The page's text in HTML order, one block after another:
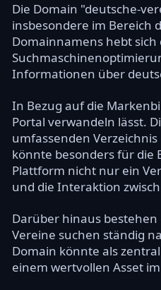
Die Domain "deutsche-
insbesondere im Bereich
Domainnamens hebt
Informationen über
In Bezug auf die
Portal verwandeln lässt.
umfassenden
könnte besonders für die
Plattform nicht nur ein
und die Interaktion
Darüber hinaus
Vereine suchen ständig
Domain könnte als
einem wertvollen Asset